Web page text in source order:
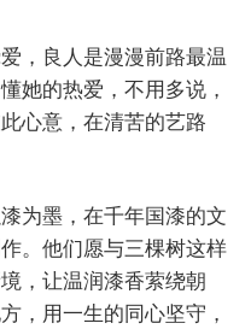
，良人是漫漫前路最温
的热爱，不用多说，
心意，在清苦的艺路
为墨，在千年国漆的文
。他们愿与三棵树这样
，让温润漆香萦绕朝
，用一生的同心坚守，